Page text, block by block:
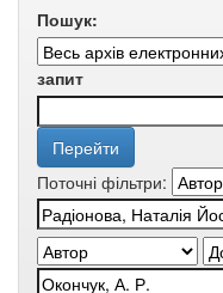
Пошук:
запит
Поточні фільтри: